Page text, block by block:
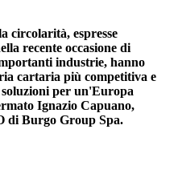
circolarità, espresse
recente occasione di
industrie, hanno
cartaria più competitiva e
per un'Europa
Ignazio Capuano,
di Burgo Group Spa.